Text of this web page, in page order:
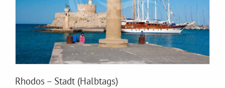
Rhodos – Stadt (Halbtags)